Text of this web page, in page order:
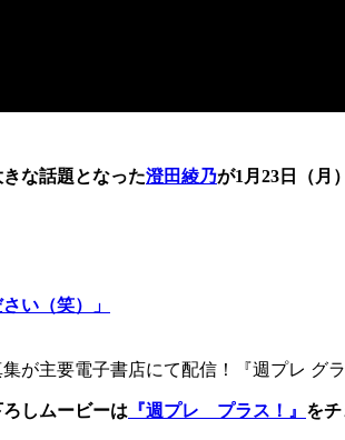
な話題となった澄田綾乃が1月23日（月
い（笑）」
が主要電子書店にて配信！『週プレ グ
しムービーは 『週プレ プラス！』 を